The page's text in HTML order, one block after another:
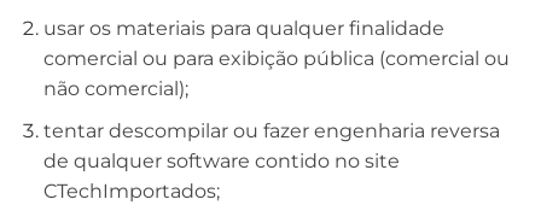
usar os materiais para qualquer finalidade
comercial ou para exibição pública (comercial ou
não comercial);
tentar descompilar ou fazer engenharia reversa
de qualquer software contido no site
CTechImportados;